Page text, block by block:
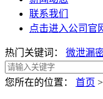
联系我们
点击进入公司官
热门关键词： 微泄漏
您所在的位置： 首页 >